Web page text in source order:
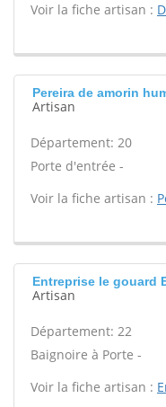
Voir la fiche artisan :
Pereira de amorin
Artisan
Département: 20
Porte d'entrée -
Voir la fiche artisan :
Entreprise le gouard
Artisan
Département: 22
Baignoire à Porte -
Voir la fiche artisan :